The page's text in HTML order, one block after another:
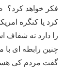
فکر خواهد کرد؟
کرد یا کنگره
را دارد نه شفاف
چنین رابطه ای
گفت مردم کی